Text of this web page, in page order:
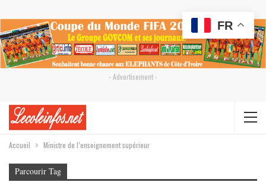
- Advertisement -
Accueil Ministre de l’enseignement supérieur
Parcourir Tag
FR